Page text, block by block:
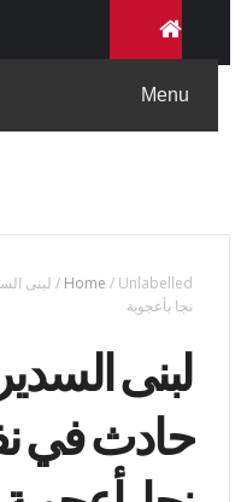
Home / Unlabelled
/ لبنى
نجا بأعجوبة
لبنى
حادث في